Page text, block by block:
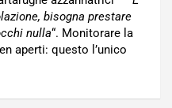
bisogna prestare
nulla“. Monitorare la
aperti: questo l’unico